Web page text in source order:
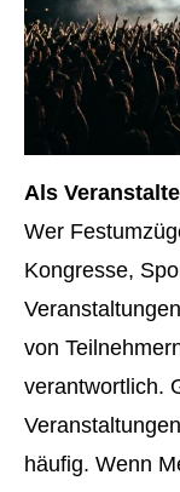
Als
Wer
Kongresse,
von
verantwortlich.
häufig. Wenn